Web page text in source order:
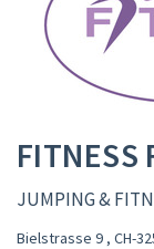
FITNESS
JUMPING &
Bielstrasse 9 , CH-